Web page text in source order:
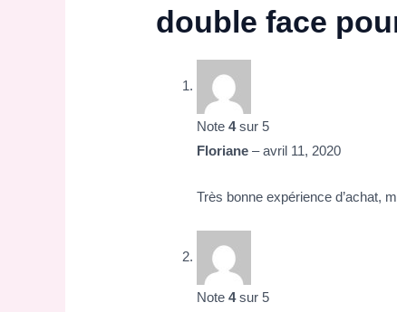
double face
Note4sur 5
Floriane– avril 11, 2020
Très bonne expérience d’achat,
Note4sur 5